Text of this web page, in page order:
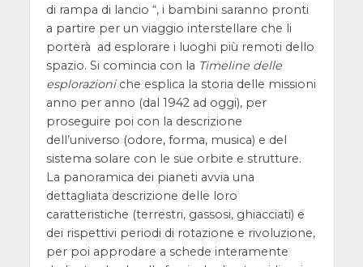
di rampa di lancio “, i bambini saranno pronti
a partire per un viaggio interstellare che li
porterà ad esplorare i luoghi più remoti dello
spazio. Si comincia con la Timeline delle
esplorazioniche esplica la storia delle missioni
anno per anno (dal 1942 ad oggi), per
proseguire poi con la descrizione
dell’universo (odore, forma, musica) e del
sistema solare con le sue orbite e strutture.
La panoramica dei pianeti avvia una
dettagliata descrizione delle loro
caratteristiche (terrestri, gassosi, ghiacciati) e
dei rispettivi periodi di rotazione e rivoluzione,
per poi approdare a schede interamente